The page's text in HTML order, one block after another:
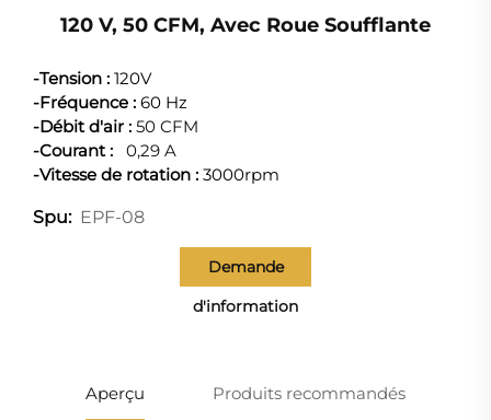
120 V, 50 CFM, Avec Roue Soufflante
-Tension : 120V
-Fréquence : 60 Hz
-Débit d'air : 50 CFM
-Courant :
0,29 A
-Vitesse de rotation : 3000rpm
Spu: EPF-08
Demande
d'information
Aperçu Produits recommandés